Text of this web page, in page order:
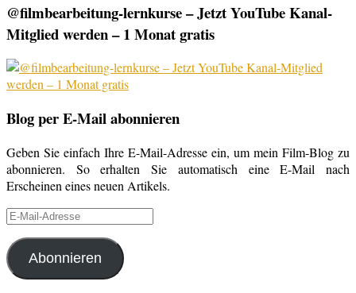
@filmbearbeitung-lernkurse – Jetzt YouTube Kanal-
Mitglied werden – 1 Monat gratis
Blog per E-Mail abonnieren
Geben Sie einfach Ihre E-Mail-Adresse ein, um mein Film-Blog zu
abonnieren. So erhalten Sie automatisch eine E-Mail nach
Erscheinen eines neuen Artikels.
E-
Adresse
Abonnieren